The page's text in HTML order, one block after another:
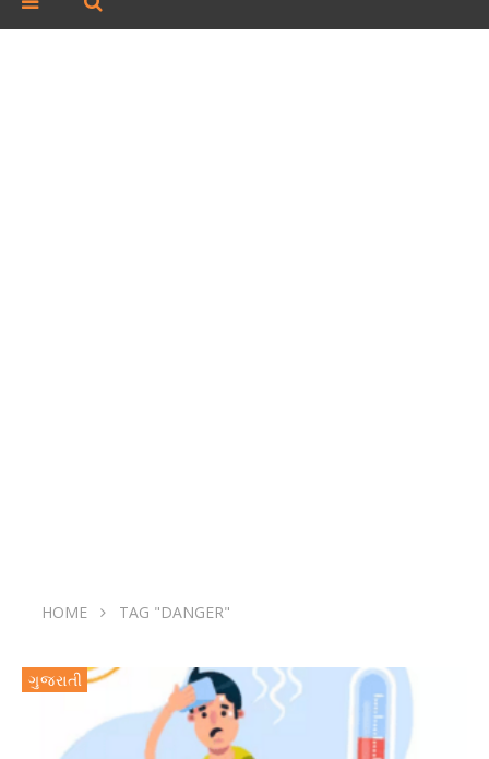
HOME TAG "DANGER"
ગુજરાતી